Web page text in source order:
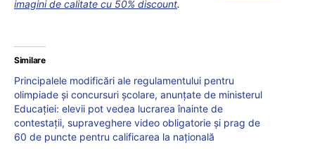
imagini de calitate cu 50% discount.
Similare
Principalele modificări ale regulamentului pentru
olimpiade și concursuri școlare, anunțate de ministerul
Educației: elevii pot vedea lucrarea înainte de
contestații, supraveghere video obligatorie și prag de
60 de puncte pentru calificarea la națională